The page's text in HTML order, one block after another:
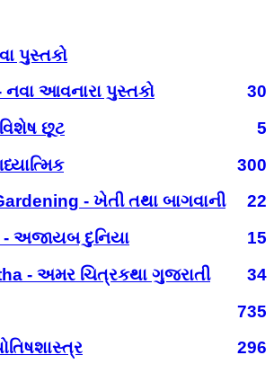
પુસ્તકો
આવનારા પુસ્તકો
30
છૂટ
5
300
- ખેતી તથા બાગવાની
22
- અજાયબ દુનિયા
15
- અમર ચિત્રકથા ગુજરાતી
34
735
296